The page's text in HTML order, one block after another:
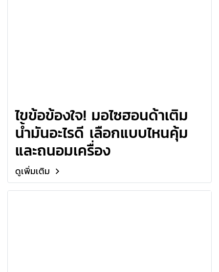
ไขข้อข้องใจ! มอไซฮอนด้าเติม
น้ำมันอะไรดี เลือกแบบไหนคุ้ม
และถนอมเครื่อง
ดูเพิ่มเติม